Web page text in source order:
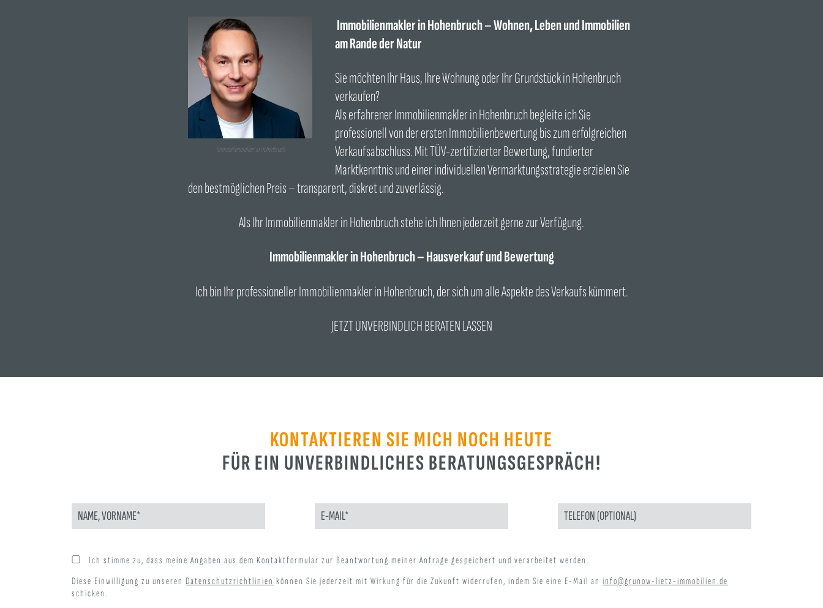
Immobilienmakler in Hohenbruch
Immobilienmakler in Hohenbruch – Wohnen, Leben und Immobilien
am Rande der Natur
Sie möchten Ihr Haus, Ihre Wohnung oder Ihr Grundstück in Hohenbruch
verkaufen?
Als erfahrener Immobilienmakler in Hohenbruch begleite ich Sie
professionell von der ersten Immobilienbewertung bis zum erfolgreichen
Verkaufsabschluss. Mit TÜV-zertifizierter Bewertung, fundierter
Marktkenntnis und einer individuellen Vermarktungsstrategie erzielen Sie
den bestmöglichen Preis – transparent, diskret und zuverlässig.
Als Ihr Immobilienmakler in Hohenbruch stehe ich Ihnen jederzeit gerne zur Verfügung.
Immobilienmakler in Hohenbruch – Hausverkauf und Bewertung
Ich bin Ihr professioneller Immobilienmakler in Hohenbruch, der sich um alle Aspekte des Verkaufs kümmert.
JETZT UNVERBINDLICH BERATEN LASSEN
KONTAKTIEREN SIE MICH NOCH HEUTE
FÜR EIN UNVERBINDLICHES BERATUNGSGESPRÄCH!
BITTE LASSE DIESES FELD LEER. BITTE LASSE DIESES FELD LEER.
Ich stimme zu, dass meine Angaben aus dem Kontaktformular zur Beantwortung meiner Anfrage gespeichert und verarbeitet werden.
Diese Einwilligung zu unseren Datenschutzrichtlinien können Sie jederzeit mit Wirkung für die Zukunft widerrufen, indem Sie eine E-Mail an info@grunow-lietz-immobilien.de
schicken.